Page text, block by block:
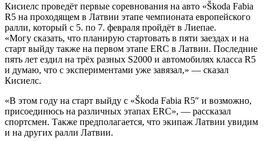
Кисиелс проведёт первые соревнования на авто «Škoda Fabia
R5 на проходящем в Латвии этапе чемпионата европейского
ралли, который с 5. по 7. февраля пройдёт в Лиепае.
«Могу сказать, что планирую стартовать в пяти заездах и на
старт выйду также на первом этапе ERC в Латвии. Последние
пять лет ездил на трёх разных S2000 и автомобилях класса R5
и думаю, что с экспериментами уже завязал,» — сказал
Кисиелс.
«В этом году на старт выйду с «Škoda Fabia R5″ и возможно,
присоединюсь на различных этапах ERC», — рассказал
спортсмен. Также предполагается, что экипаж Латвии увидим
и на других ралли Латвии.